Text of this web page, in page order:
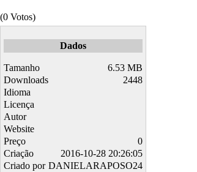
(0 Votos)
Dados
Tamanho
6.53 MB
Downloads
2448
Idioma
Licença
Autor
Website
Preço
0
Criação
2016-10-28 20:26:05
Criado por DANIELARAPOSO24